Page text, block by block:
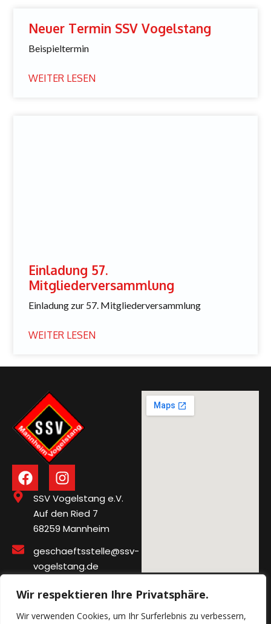
Wir respektieren Ihre Privatsphäre.
Wir verwenden Cookies, um Ihr Surferlebnis zu verbessern,
Neuer Termin SSV Vogelstang
Beispieltermin
WEITER LESEN
Einladung 57.
Mitgliederversammlung
Einladung zur 57. Mitgliederversammlung
WEITER LESEN
SSV Vogelstang e.V.
Auf den Ried 7
68259 Mannheim
geschaeftsstelle@ssv-
vogelstang.de